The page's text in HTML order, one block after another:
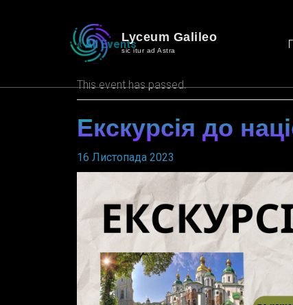
Lyceum Galileo
sic itur ad Astra
« All Events
This event has passed.
Екскурсія до
16 Листопада 2023